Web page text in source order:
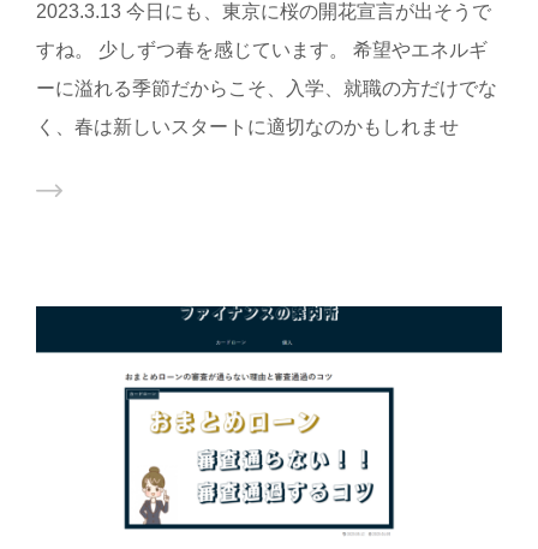
2023.3.13 今日にも、東京に桜の開花宣言が出そうで
すね。 少しずつ春を感じています。 希望やエネルギ
ーに溢れる季節だからこそ、入学、就職の方だけでな
く、春は新しいスタートに適切なのかもしれませ